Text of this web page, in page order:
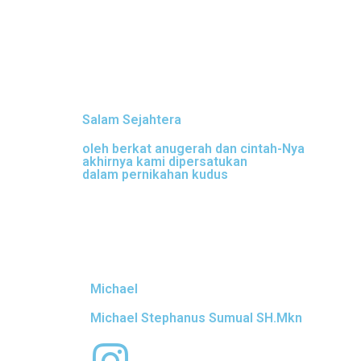
Salam Sejahtera
oleh berkat anugerah dan cintah-Nya
akhirnya kami dipersatukan
dalam pernikahan kudus
Michael
Michael Stephanus Sumual SH.Mkn